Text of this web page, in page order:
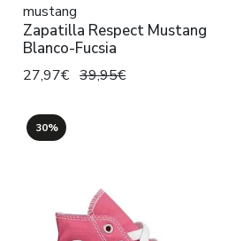
mustang
Zapatilla Respect Mustang
Blanco-Fucsia
27,97€ 39,95€
30%